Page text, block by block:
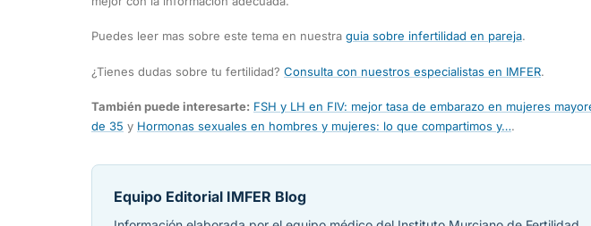
Puedes leer mas sobre este tema en nuestra guia sobre infertilidad en pareja.
¿Tienes dudas sobre tu fertilidad? Consulta con nuestros especialistas en IMFER.
También puede interesarte: FSH y LH en FIV: mejor tasa de embarazo en mujeres
de 35 y Hormonas sexuales en hombres y mujeres: lo que compartimos y….
Equipo Editorial IMFER Blog